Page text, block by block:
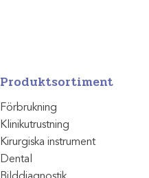
Produktsortiment
Förbrukning
Klinikutrustning
Kirurgiska instrument
Dental